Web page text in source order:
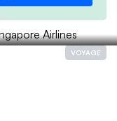
VOYAGE